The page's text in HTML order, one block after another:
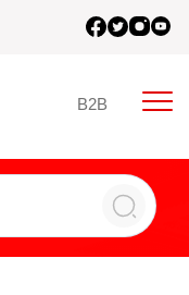
B2B